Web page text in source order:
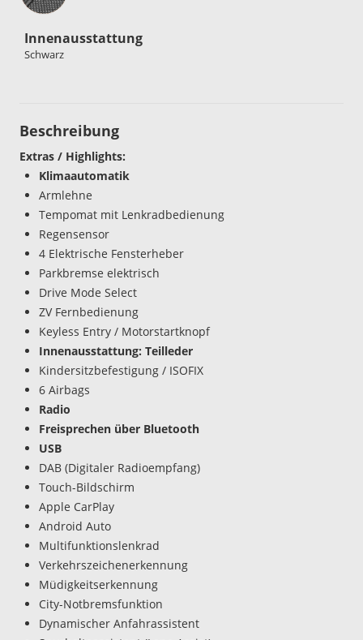
Innenausstattung
Schwarz
Beschreibung
Extras / Highlights:
Klimaautomatik
Armlehne
Tempomat mit Lenkradbedienung
Regensensor
4 Elektrische Fensterheber
Parkbremse elektrisch
Drive Mode Select
ZV Fernbedienung
Keyless Entry / Motorstartknopf
Innenausstattung: Teilleder
Kindersitzbefestigung / ISOFIX
6 Airbags
Radio
Freisprechen über Bluetooth
USB
DAB (Digitaler Radioempfang)
Touch-Bildschirm
Apple CarPlay
Android Auto
Multifunktionslenkrad
Verkehrszeichenerkennung
Müdigkeitserkennung
City-Notbremsfunktion
Dynamischer Anfahrassistent